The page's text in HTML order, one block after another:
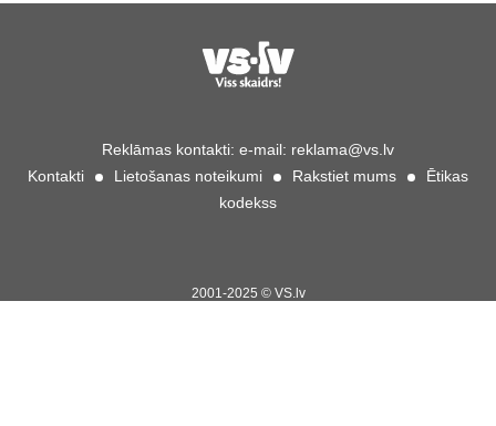
Reklāmas kontakti: e-mail: reklama@vs.lv
Kontakti
Lietošanas noteikumi Rakstiet mums
Ētikas
kodekss
2001-2025 © VS.lv